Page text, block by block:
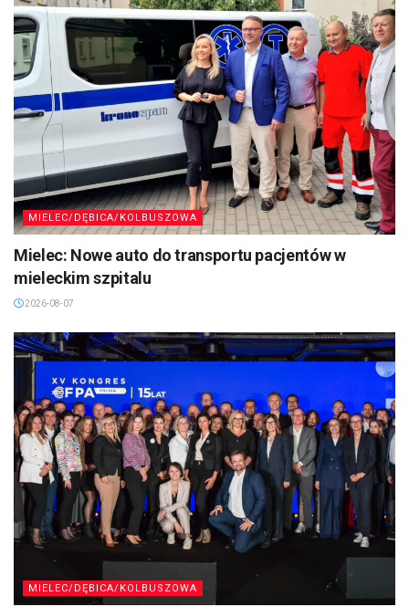
MIELEC/DĘBICA/KOLBUSZOWA
Mielec: Nowe auto do transportu pacjentów w
mieleckim szpitalu
2026-08-07
MIELEC/DĘBICA/KOLBUSZOWA